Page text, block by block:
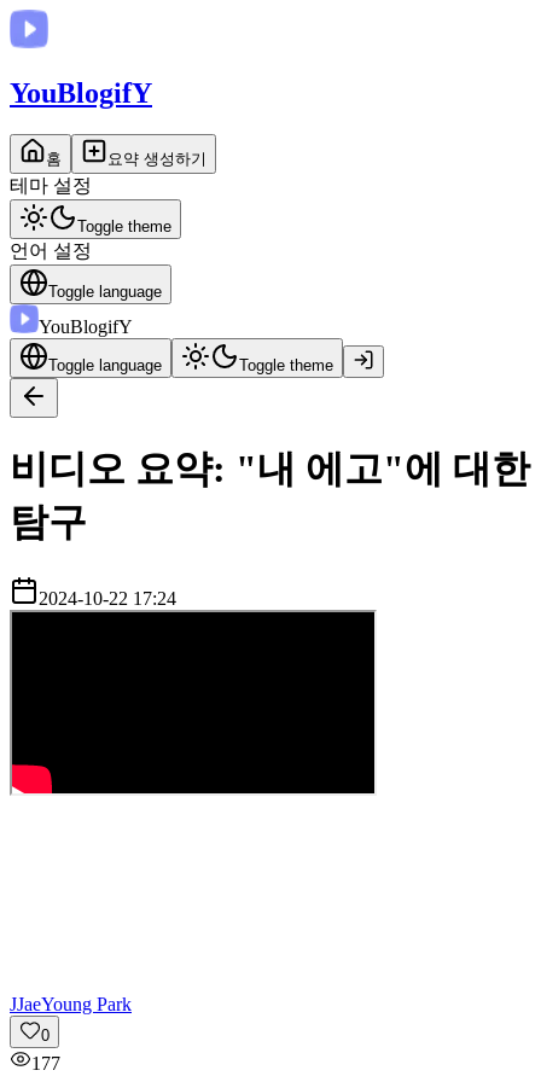
YouBlogifY
홈 요약 생성하기
테마 설정
Toggle theme
언어 설정
Toggle language
YouBlogifY
Toggle language Toggle theme
비디오 요약: "내 에고"에 대한
탐구
2024-10-22 17:24
JJaeYoung Park
0
177